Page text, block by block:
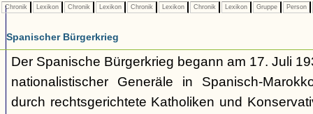
Chronik Lexikon Chronik Lexikon Chronik Lexikon Chronik Lexikon Gruppe Person
Spanischer Bürgerkrieg
Der Spanische Bürgerkrieg begann am 17. Juli
nationalistischer Generäle in Spanisch-
durch rechtsgerichtete Katholiken und